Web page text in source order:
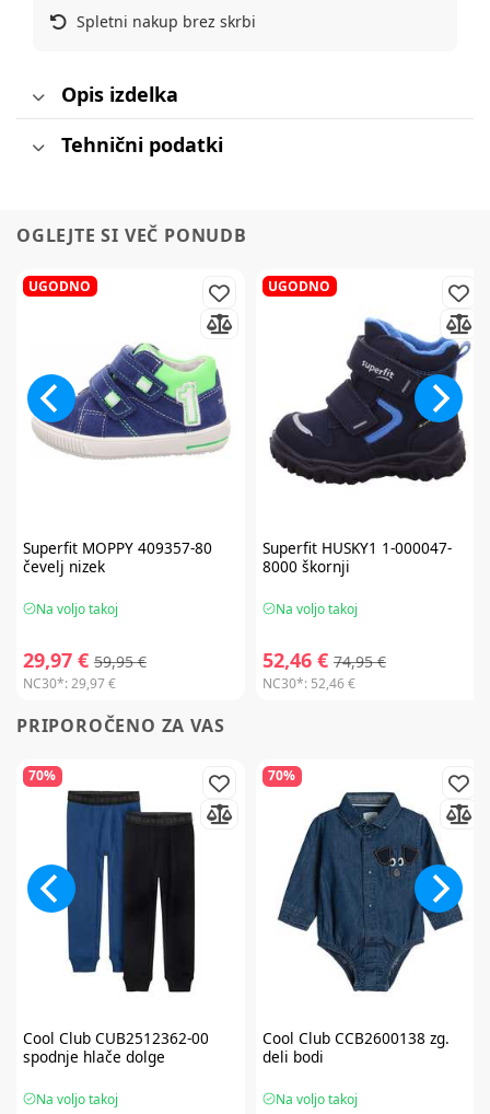
Spletni nakup brez skrbi
Opis izdelka
Tehnični podatki
OGLEJTE SI VEČ PONUDB
UGODNO
SuperfitMOPPY 409357-80
čevelj nizek
Na voljo takoj
29,97 € 59,95 €
NC30*:29,97 €
UGODNO
SuperfitHUSKY1 1-000047-
8000 škornji
Na voljo takoj
52,46 € 74,95 €
NC30*: 52,46 €
PRIPOROČENO ZA VAS
70%
Cool ClubCUB2512362-00
spodnje hlače dolge
Na voljo takoj
70%
Cool ClubCCB2600138 zg.
deli bodi
Na voljo takoj